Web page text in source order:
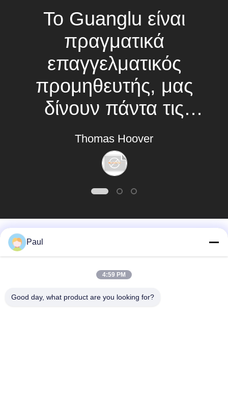
POLICYΤο Guanglu είναι
πραγματικά
επαγγελματικός
προμηθευτής, μας
δίνουν πάντα τις
τεχνικές συμβουλές
και παρέχουν στα
προϊόντα καλής
ποιότητας την πολύ
ανταγωνιστική τιμή!
Thomas Hoover
Λαϊκή κατηγορία
Σκληραίνοντας
Paul
4:59 PM
Good day, what product are you looking for?